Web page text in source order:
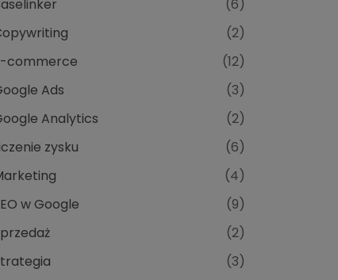
(6)
(2)
commerce
(12)
Ads
(3)
Analytics
(2)
zysku
(6)
(4)
w Google
(9)
(2)
(3)